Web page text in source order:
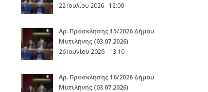
22 Ιουλίου 2026 - 12:00
Aρ. Πρόσκλησης 15/2026 Δήμου
Μυτιλήνης (03.07.2026)
26 Ιουνίου 2026 - 13:10
Aρ. Πρόσκλησης 16/2026 Δήμου
Μυτιλήνης (03.07.2026)